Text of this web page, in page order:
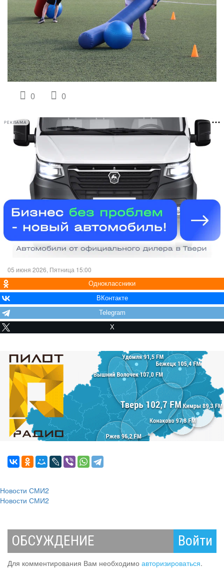
0 0
РЕКЛАМА
05 июня 2026, Пятница 15:00
Одноклассники
ВКонтакте
Telegram
X
Новости СМИ2
Новости СМИ2
ОБСУЖДЕНИЕ Войти
Для комментирования Вам необходимо авторизироваться.